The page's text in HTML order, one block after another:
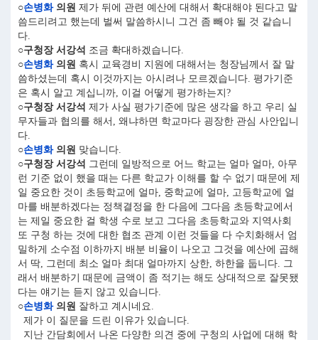
○손병화의원 제가 뒤에 관련 예산에 대해서 확대해야 된다고 말
씀드리려고 했는데 벌써 말씀하시니 그건 좀 빼야 될 것 같습니
다.
○구청장 서강석 조금 확대하겠습니다.
○손병화의원 혹시 교육경비 지원에 대해서는 청장님께서 잘 말
씀하셨는데 혹시 이것까지는 아시려나 모르겠습니다. 평가기준
은 혹시 알고 계십니까, 이걸 어떻게 평가하는지?
○구청장 서강석 제가 사실 평가기준에 많은 생각을 하고 우리 실
무자들과 협의를 해서, 왜냐하면 학교마다 굉장한 관심 사안입니
다.
○손병화의원 맞습니다.
○구청장 서강석 그런데 일방적으로 어느 학교는 얼마 얼마, 아무
런 기준 없이 했을 때는 다른 학교가 이해를 할 수 없기 때문에 제
일 중요한 것이 초등학교에 얼마, 중학교에 얼마, 고등학교에 얼
마를 배분하겠다는 정책결정을 한 다음에 그다음 초등학교에서
는 제일 중요한 걸 학생 수로 보고 그다음 초등학교와 지역사회
또 구청 하는 것에 대한 협조 관계 이런 것들을 다 수치화해서 엄
밀하게 소수점 이하까지 배분 비율이 나오고 그것을 예산에 곱해
서 딱, 그런데 최소 얼마 최대 얼마까지 상한, 하한을 둡니다. 그
래서 배분하기 때문에 금액이 좀 적기는 해도 상대적으로 잘못됐
다는 얘기는 듣지 않고 있습니다.
○손병화의원 잘하고 계시네요.
제가 이 질문을 드린 이유가 있습니다.
지난 간담회에서 나온 다양한 의견 중에 구청의 사업에 대해 학